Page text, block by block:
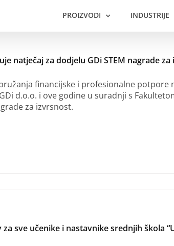
PROIZVODI INDUSTRIJE
natječaj za dodjelu GDi STEM nagrade
financijske i profesionalne potpore
d.o.o. i ove godine u suradnji s
za izvrsnost.
za sve učenike i nastavnike srednjih škola